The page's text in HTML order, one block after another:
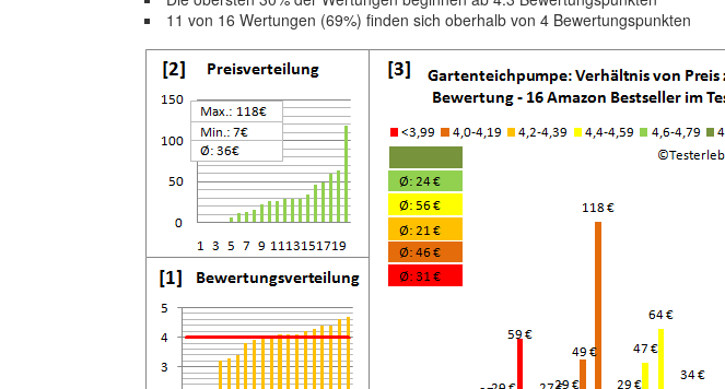
11 von 16 Wertungen (69%) finden sich oberhalb von 4 Bewertungspunkten